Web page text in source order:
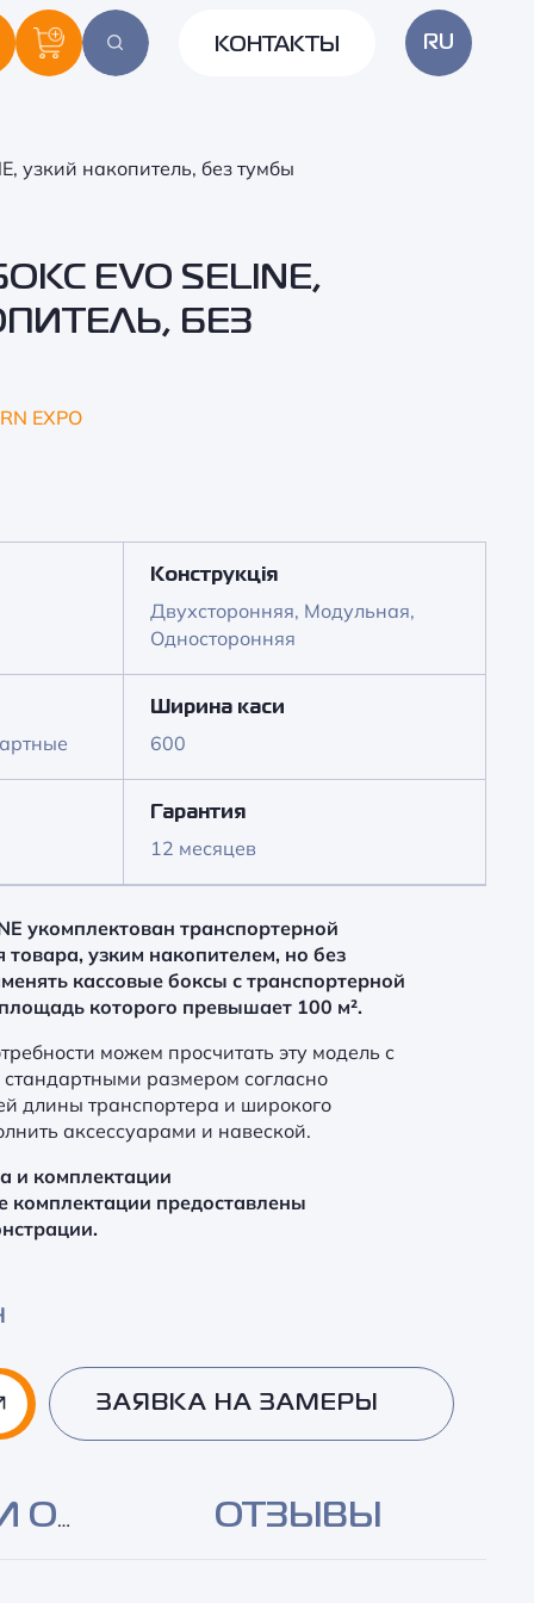
КОНТАКТЫ RU
узкий накопитель, без тумбы
EVO SELINE,
БЕЗ
EXPO
Конструкція
Двухсторонняя, Модульная,
Односторонняя
Ширина каси
600
Гарантия
12 месяцев
укомплектован транспортерной
узким накопителем, но без
кассовые боксы с транспортерной
которого превышает 100 м².
можем просчитать эту модель с
размером согласно
длины транспортера и широкого
аксессуарами и навеской.
и комплектации
комплектации предоставлены
ЗАЯВКА НА ЗАМЕРЫ
ОПЛАТА ОТЗЫВЫ